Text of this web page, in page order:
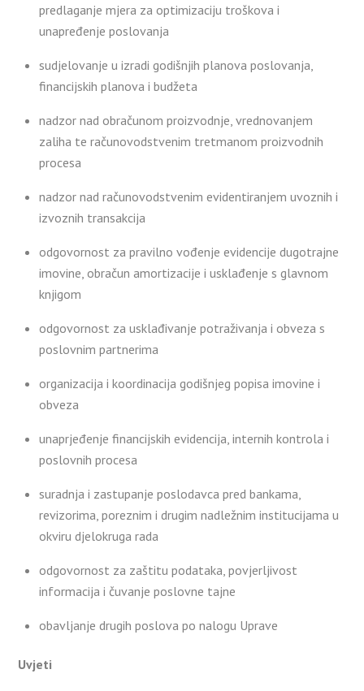
predlaganje mjera za optimizaciju troškova i
unapređenje poslovanja
sudjelovanje u izradi godišnjih planova poslovanja,
financijskih planova i budžeta
nadzor nad obračunom proizvodnje, vrednovanjem
zaliha te računovodstvenim tretmanom proizvodnih
procesa
nadzor nad računovodstvenim evidentiranjem uvoznih i
izvoznih transakcija
odgovornost za pravilno vođenje evidencije dugotrajne
imovine, obračun amortizacije i usklađenje s glavnom
knjigom
odgovornost za usklađivanje potraživanja i obveza s
poslovnim partnerima
organizacija i koordinacija godišnjeg popisa imovine i
obveza
unaprjeđenje financijskih evidencija, internih kontrola i
poslovnih procesa
suradnja i zastupanje poslodavca pred bankama,
revizorima, poreznim i drugim nadležnim institucijama u
okviru djelokruga rada
odgovornost za zaštitu podataka, povjerljivost
informacija i čuvanje poslovne tajne
obavljanje drugih poslova po nalogu Uprave
Uvjeti